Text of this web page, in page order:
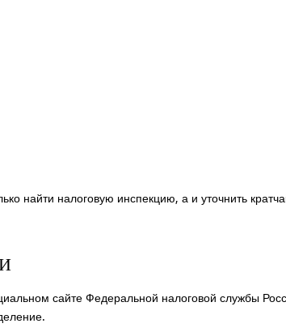
найти налоговую инспекцию, а и уточнить
сайте Федеральной налоговой службы